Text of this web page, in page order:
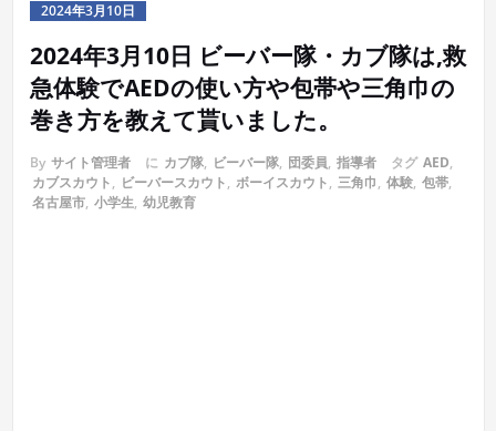
2024年3月10日
2024年3月10日 ビーバー隊・カブ隊は,救
急体験でAEDの使い方や包帯や三角巾の
巻き方を教えて貰いました。
By サイト管理者 に カブ隊, ビーバー隊, 団委員, 指導者 タグ AED,
カブスカウト, ビーバースカウト, ボーイスカウト, 三角巾, 体験, 包帯,
名古屋市, 小学生, 幼児教育